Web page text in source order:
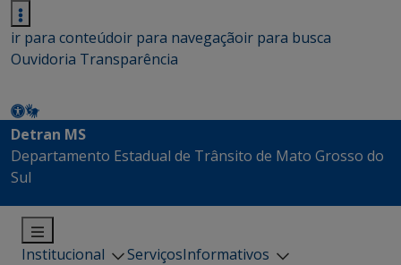
ir para conteúdoir para navegaçãoir para busca
Ouvidoria Transparência
Detran MS
Departamento Estadual de Trânsito de Mato Grosso do
Sul
Institucional ServiçosInformativos